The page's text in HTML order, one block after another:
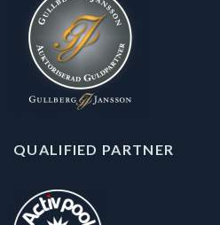
QUALIFIED PARTNER